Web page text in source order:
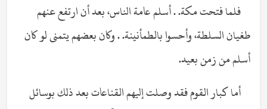
فلما فتحت مكة. . أسلم عامة الناس، بعد أن ارتفع عنهم
طغيان السلطة، وأحسوا بالطمأنينة. . وكان بعضهم يتمنى لو كان
أسلم من زمن بعيد.
أما كبار القوم فقد وصلت إليهم القناعات بعد ذلك بوسائل